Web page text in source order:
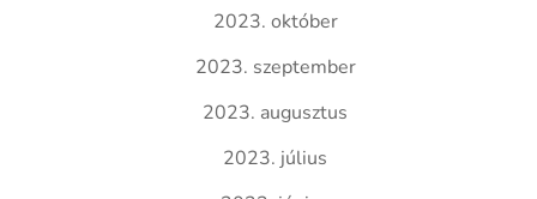
2023. október
2023. szeptember
2023. augusztus
2023. július